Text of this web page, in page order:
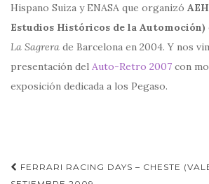
Hispano Suiza y ENASA que organizó
Estudios Históricos de la Automoción)
La Sagrera de Barcelona en 2004. Y nos
presentación del Auto-Retro 2007 con
exposición dedicada a los Pegaso.
Navegación
FERRARI RACING DAYS – CHESTE